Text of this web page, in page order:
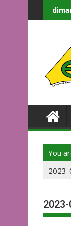
to
You